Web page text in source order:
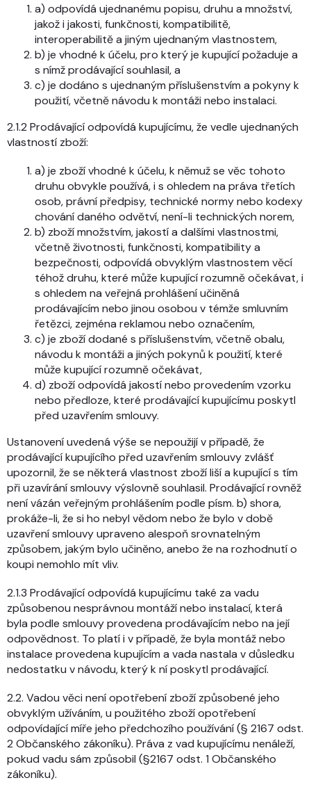
a) odpovídá ujednanému popisu, druhu a množství,
jakož i jakosti, funkčnosti, kompatibilitě,
interoperabilitě a jiným ujednaným vlastnostem,
b) je vhodné k účelu, pro který je kupující požaduje a
s nímž prodávající souhlasil, a
c) je dodáno s ujednaným příslušenstvím a pokyny k
použití, včetně návodu k montáži nebo instalaci.
2.1.2 Prodávající odpovídá kupujícímu, že vedle ujednaných
vlastností zboží:
a) je zboží vhodné k účelu, k němuž se věc tohoto
druhu obvykle používá, i s ohledem na práva třetích
osob, právní předpisy, technické normy nebo kodexy
chování daného odvětví, není-li technických norem,
b) zboží množstvím, jakostí a dalšími vlastnostmi,
včetně životnosti, funkčnosti, kompatibility a
bezpečnosti, odpovídá obvyklým vlastnostem věcí
téhož druhu, které může kupující rozumně očekávat, i
s ohledem na veřejná prohlášení učiněná
prodávajícím nebo jinou osobou v témže smluvním
řetězci, zejména reklamou nebo označením,
c) je zboží dodané s příslušenstvím, včetně obalu,
návodu k montáži a jiných pokynů k použití, které
může kupující rozumně očekávat,
d) zboží odpovídá jakostí nebo provedením vzorku
nebo předloze, které prodávající kupujícímu poskytl
před uzavřením smlouvy.
Ustanovení uvedená výše se nepoužijí v případě, že
prodávající kupujícího před uzavřením smlouvy zvlášť
upozornil, že se některá vlastnost zboží liší a kupující s tím
při uzavírání smlouvy výslovně souhlasil. Prodávající rovněž
není vázán veřejným prohlášením podle písm. b) shora,
prokáže-li, že si ho nebyl vědom nebo že bylo v době
uzavření smlouvy upraveno alespoň srovnatelným
způsobem, jakým bylo učiněno, anebo že na rozhodnutí o
koupi nemohlo mít vliv.
2.1.3 Prodávající odpovídá kupujícímu také za vadu
způsobenou nesprávnou montáží nebo instalací, která
byla podle smlouvy provedena prodávajícím nebo na její
odpovědnost. To platí i v případě, že byla montáž nebo
instalace provedena kupujícím a vada nastala v důsledku
nedostatku v návodu, který k ní poskytl prodávající.
2.2. Vadou věci není opotřebení zboží způsobené jeho
obvyklým užíváním, u použitého zboží opotřebení
odpovídající míře jeho předchozího používání (§ 2167 odst.
2 Občanského zákoníku). Práva z vad kupujícímu nenáleží,
pokud vadu sám způsobil (§2167 odst. 1 Občanského
zákoníku).